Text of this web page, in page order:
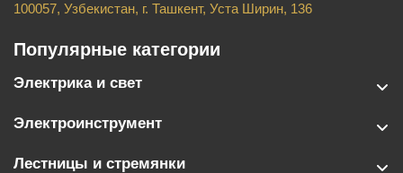
100057, Узбекистан, г. Ташкент, Уста Ширин, 136
Популярные категории
Электрика и свет
Электроинструмент
Лестницы и стремянки